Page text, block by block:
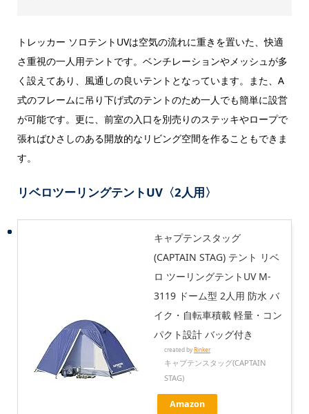
トレッカー ソロテントUVは空気の流れに重きを置いた、快適
さ重視の一人用テントです。ベンチレーションやメッシュが多
く設えてあり、風通しの良いテントとなっています。また、A
式のフレームに吊り下げ式のテントのため一人でも簡単に設営
が可能です。更に、前室の入口を別売りのステッキやロープで
張ればひさしのある開放的なリビング空間を作ることもできま
す。
リベロツーリングテントUV〈2人用〉
キャプテンスタッグ
(CAPTAIN STAG) テント リベ
ロ ツーリングテントUV M-
3119 ドーム型 2人用 防水 バ
イク・自転車積載 軽量・コン
パクト設計 バッグ付き
created by Rinker
キャプテンスタッグ(CAPTAIN
STAG)
Amazon